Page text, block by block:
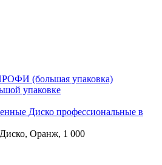
(большая упаковка)
упаковке
Диско профессиональные в
Оранж, 1 000